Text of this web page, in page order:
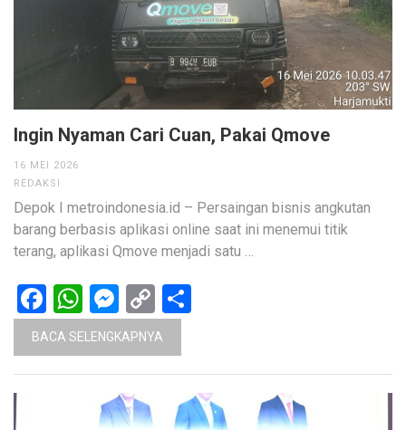
Ingin Nyaman Cari Cuan, Pakai Qmove
16 MEI 2026
REDAKSI
Depok I metroindonesia.id – Persaingan bisnis angkutan
barang berbasis aplikasi online saat ini menemui titik
terang, aplikasi Qmove menjadi satu …
Facebook
WhatsApp
Messenger
Copy
Link
BACA SELENGKAPNYA